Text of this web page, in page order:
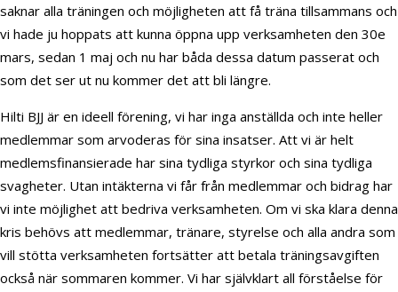
saknar alla träningen och möjligheten att få träna tillsammans och
vi hade ju hoppats att kunna öppna upp verksamheten den 30e
mars, sedan 1 maj och nu har båda dessa datum passerat och
som det ser ut nu kommer det att bli längre.
Hilti BJJ är en ideell förening, vi har inga anställda och inte heller
medlemmar som arvoderas för sina insatser. Att vi är helt
medlemsfinansierade har sina tydliga styrkor och sina tydliga
svagheter. Utan intäkterna vi får från medlemmar och bidrag har
vi inte möjlighet att bedriva verksamheten. Om vi ska klara denna
kris behövs att medlemmar, tränare, styrelse och alla andra som
vill stötta verksamheten fortsätter att betala träningsavgiften
också när sommaren kommer. Vi har självklart all förståelse för